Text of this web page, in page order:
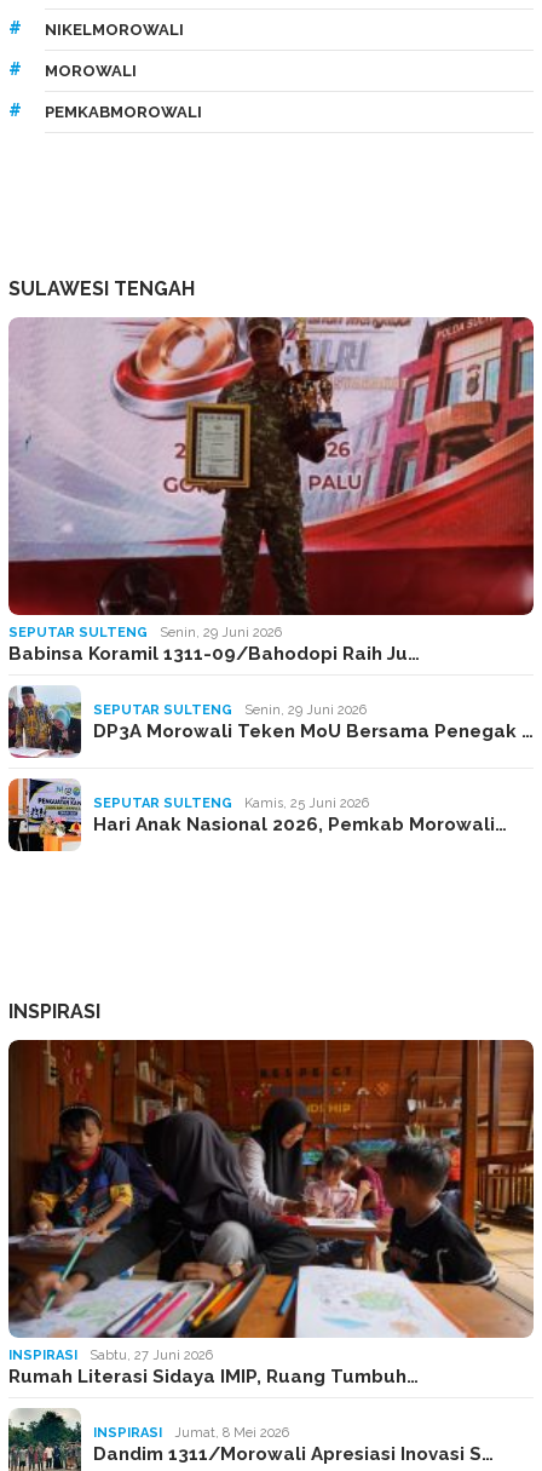
NIKELMOROWALI
MOROWALI
PEMKABMOROWALI
SULAWESI TENGAH
SEPUTAR SULTENG Senin, 29 Juni 2026
Babinsa Koramil 1311-09/Bahodopi Raih Ju…
SEPUTAR SULTENG Senin, 29 Juni 2026
DP3A Morowali Teken MoU Bersama Penegak …
SEPUTAR SULTENG Kamis, 25 Juni 2026
Hari Anak Nasional 2026, Pemkab Morowali…
INSPIRASI
INSPIRASI Sabtu, 27 Juni 2026
Rumah Literasi Sidaya IMIP, Ruang Tumbuh…
INSPIRASI Jumat, 8 Mei 2026
Dandim 1311/Morowali Apresiasi Inovasi S…